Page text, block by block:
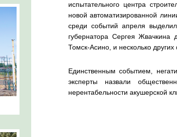
испытательного центра
новой автоматизированной
среди событий апреля
губернатора Сергея Жвачкина
Томск-Асино, и несколько других
Единственным событием,
эксперты назвали
нерентабельности акушерской